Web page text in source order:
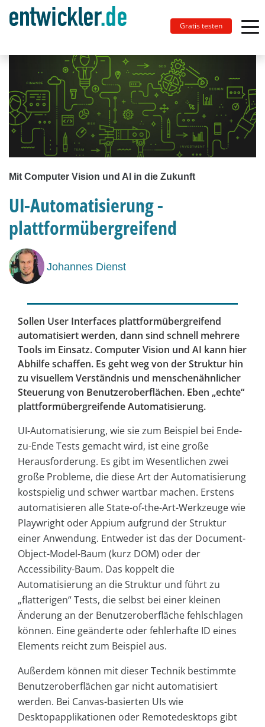
Gratis testen
Mit Computer Vision und AI in die Zukunft
UI-Automatisierung -
plattformübergreifend
Johannes Dienst
Sollen User Interfaces plattformübergreifend
automatisiert werden, dann sind schnell mehrere
Tools im Einsatz. Computer Vision und AI kann hier
Abhilfe schaffen. Es geht weg von der Struktur hin
zu visuellem Verständnis und menschenähnlicher
Steuerung von Benutzeroberflächen. Eben „echte“
plattformübergreifende Automatisierung.
UI-Automatisierung, wie sie zum Beispiel bei Ende-
zu-Ende Tests gemacht wird, ist eine große
Herausforderung. Es gibt im Wesentlichen zwei
große Probleme, die diese Art der Automatisierung
kostspielig und schwer wartbar machen. Erstens
automatisieren alle State-of-the-Art-Werkzeuge wie
Playwright oder Appium aufgrund der Struktur
einer Anwendung. Entweder ist das der Document-
Object-Model-Baum (kurz DOM) oder der
Accessibility-Baum. Das koppelt die
Automatisierung an die Struktur und führt zu
„flatterigen“ Tests, die selbst bei einer kleinen
Änderung an der Benutzeroberfläche fehlschlagen
können. Eine geänderte oder fehlerhafte ID eines
Elements reicht zum Beispiel aus.
Außerdem können mit dieser Technik bestimmte
Benutzeroberflächen gar nicht automatisiert
werden. Bei Canvas-basierten UIs wie
Desktopapplikationen oder Remotedesktops gibt